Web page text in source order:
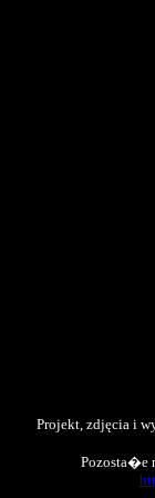
Projekt, zdjęcia i
Pozosta�e